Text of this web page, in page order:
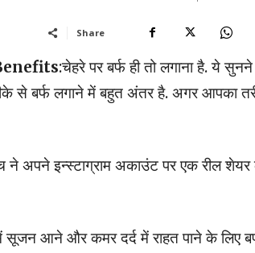
Share
:चेहरे पर बर्फ ही तो लगाना है. ये
से बर्फ लगाने में बहुत अंतर है. अगर आपका
ने अपने इन्स्टाग्राम अकाउंट पर एक रील
आने और कमर दर्द में राहत पाने के लिए